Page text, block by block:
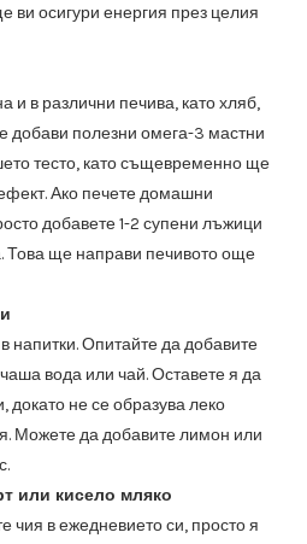
ви осигури енергия през целия
в различни печива, като хляб,
добави полезни омега-3 мастни
тесто, като същевременно ще
Ако печете домашни
добавете 1-2 супени лъжици
Това ще направи печивото още
напитки. Опитайте да добавите
вода или чай. Оставете я да
докато не се образува леко
Можете да добавите лимон или
или кисело мляко
чия в ежедневието си, просто я